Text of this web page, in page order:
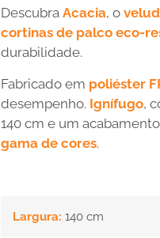
Descubra Acacia, o
cortinas de palco eco-
durabilidade.
Fabricado em poliéster
desempenho. Ignífugo,
140 cm e um
gama de cores.
Largura: 140 cm